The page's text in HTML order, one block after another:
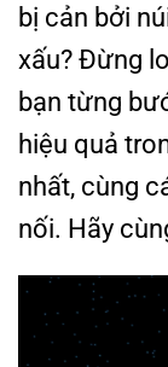
bị cản bởi
xấu? Đừng
bạn từng
hiệu quả
nhất, cùng
nối. Hãy